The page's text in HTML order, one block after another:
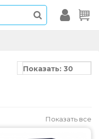
Показать: 30
Показать все